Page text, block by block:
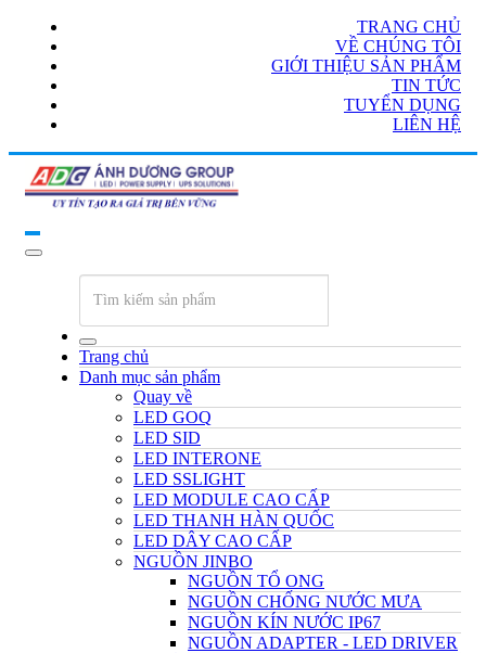
TRANG CHỦ
VỀ CHÚNG TÔI
GIỚI THIỆU SẢN PHẨM
TIN TỨC
TUYỂN DỤNG
LIÊN HỆ
Trang chủ
Danh mục sản phẩm
Quay về
LED GOQ
LED SID
LED INTERONE
LED SSLIGHT
LED MODULE CAO CẤP
LED THANH HÀN QUỐC
LED DÂY CAO CẤP
NGUỒN JINBO
NGUỒN TỔ ONG
NGUỒN CHỐNG NƯỚC MƯA
NGUỒN KÍN NƯỚC IP67
NGUỒN ADAPTER - LED DRIVER